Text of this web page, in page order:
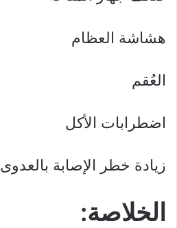
هشاشة العظام
العُقم
اضطرابات الأكل
زيادة خطر الإصابة بالعدوى
الخلاصة: